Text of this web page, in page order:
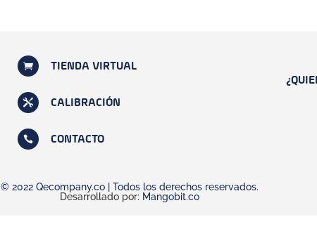
 TIENDA VIRTUAL
 CALIBRACIÓN
 CONTACTO
© 2022 Qecompany.co | Todos los derechos reservados.
Desarrollado por: Mangobit.co